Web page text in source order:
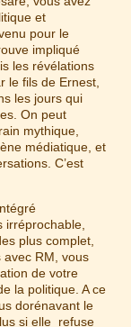
et
pour le
impliqué
les révélations
le fils de Ernest,
les jours qui
On peut
mythique,
médiatique, et
C’est
plus complet,
avec RM, vous
de votre
la politique. A ce
dorénavant le
si elle refuse